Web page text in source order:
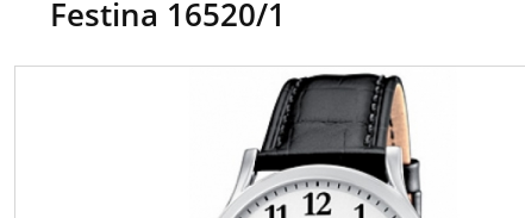
Festina 16520/1